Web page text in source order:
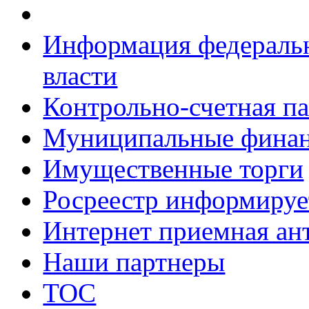
Информация
власти
Контрольно-счетная
Муниципальные
Имущественные торги
Росреестр
Интернет приемная
Наши партнеры
ТОС